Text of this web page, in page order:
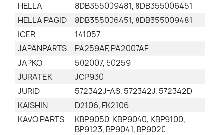
HELLA
8DB355009481, 8DB355006451
HELLA PAGID
8DB355006451, 8DB355009481
ICER
141057
JAPANPARTS
PA259AF, PA2007AF
JAPKO
502007, 50259
JURATEK
JCP930
JURID
572342J-AS, 572342J, 572342D
KAISHIN
D2106, FK2106
KAVO PARTS
KBP9050, KBP9040, KBP9100,
BP9123, BP9041, BP9020